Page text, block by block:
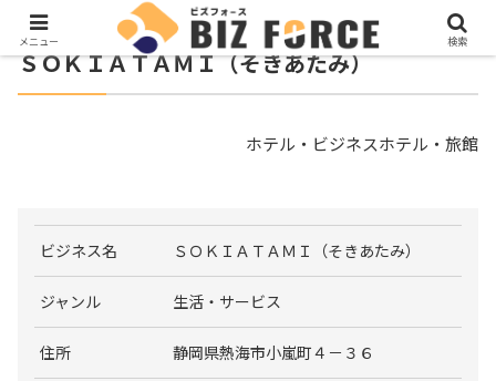
ＳＯＫＩＡＴＡＭＩ（そきあたみ）
ホテル・ビジネスホテル・旅館
ビジネス名 ＳＯＫＩＡＴＡＭＩ（そきあたみ）
ジャンル 生活・サービス
住所 静岡県熱海市小嵐町４－３６
メニュー 検索